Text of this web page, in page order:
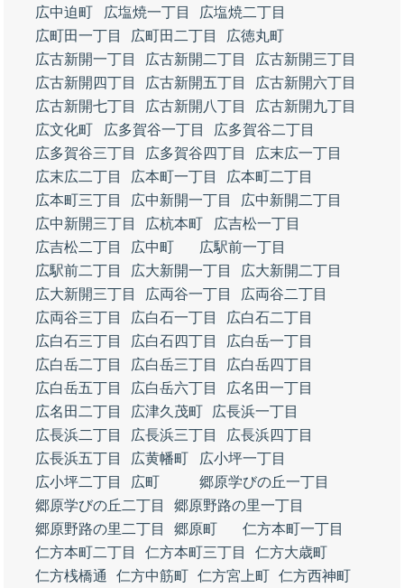
広中迫町 広塩焼一丁目
広塩焼二丁目
広町田一丁目
広町田二丁目
広徳丸町
広古新開一丁目
広古新開二丁目
広古新開三丁目
広古新開四丁目
広古新開五丁目
広古新開六丁目
広古新開七丁目
広古新開八丁目
広古新開九丁目
広文化町
広多賀谷一丁目
広多賀谷二丁目
広多賀谷三丁目
広多賀谷四丁目
広末広一丁目
広末広二丁目
広本町一丁目
広本町二丁目
広本町三丁目
広中新開一丁目
広中新開二丁目
広中新開三丁目
広杭本町
広吉松一丁目
広吉松二丁目
広中町
広駅前一丁目
広駅前二丁目
広大新開一丁目
広大新開二丁目
広大新開三丁目
広両谷一丁目
広両谷二丁目
広両谷三丁目
広白石一丁目
広白石二丁目
広白石三丁目
広白石四丁目
広白岳一丁目
広白岳二丁目
広白岳三丁目
広白岳四丁目
広白岳五丁目
広白岳六丁目
広名田一丁目
広名田二丁目
広津久茂町
広長浜一丁目
広長浜二丁目
広長浜三丁目
広長浜四丁目
広長浜五丁目
広黄幡町
広小坪一丁目
広小坪二丁目
広町
郷原学びの丘一丁目
郷原学びの丘二丁目
郷原野路の里一丁目
郷原野路の里二丁目
郷原町
仁方本町一丁目
仁方本町二丁目
仁方本町三丁目
仁方大歳町
仁方桟橋通
仁方中筋町 仁方宮上町 仁方西神町